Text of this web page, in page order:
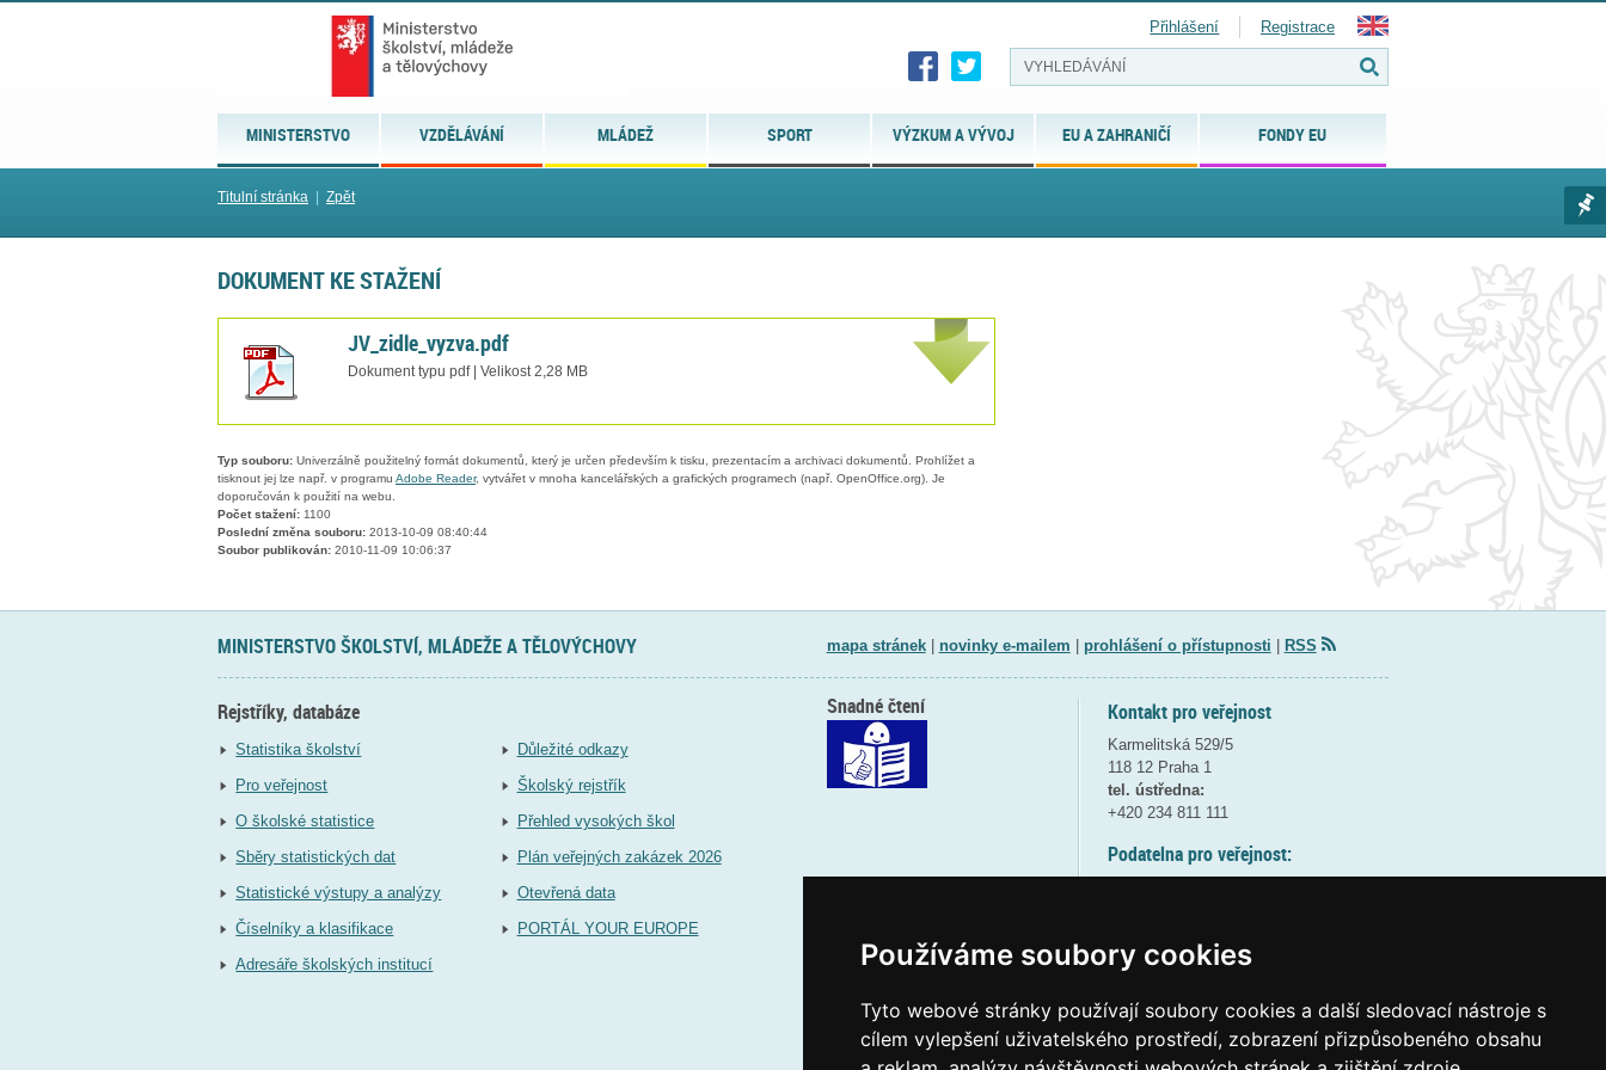
Používáme soubory cookies
Tyto webové stránky používají soubory cookies a další sledovací nástroje s
cílem vylepšení uživatelského prostředí, zobrazení přizpůsobeného obsahu
MINISTERSTVO VZDĚLÁVÁNÍ MLÁDEŽ SPORT VÝZKUM A VÝVOJ EU A ZAHRANIČÍ FONDY EU
Přihlášení Registrace
Titulní stránka Zpět
DOKUMENT KE STAŽENÍ
JV_zidle_vyzva.pdf
Dokument typu pdf | Velikost 2,28 MB
Typ souboru: Univerzálně použitelný formát dokumentů, který je určen především k tisku, prezentacím a archivaci dokumentů. Prohlížet a
tisknout jej lze např. v programu Adobe Reader, vytvářet v mnoha kancelářských a grafických programech (např. OpenOffice.org). Je
doporučován k použití na webu.
Počet stažení: 1100
Poslední změna souboru: 2013-10-09 08:40:44
Soubor publikován: 2010-11-09 10:06:37
MINISTERSTVO ŠKOLSTVÍ, MLÁDEŽE A TĚLOVÝCHOVY mapa stránek| novinky e-mailem prohlášení o přístupnosti RSS
Rejstříky, databáze
Statistika školství
Pro veřejnost
O školské statistice
Sběry statistických dat
Statistické výstupy a analýzy
Číselníky a klasifikace
Adresáře školských institucí
Důležité odkazy
Školský rejstřík
Přehled vysokých škol
Plán veřejných zakázek 2026
Otevřená data
PORTÁL YOUR EUROPE
Kontakt pro veřejnost
Karmelitská 529/5
118 12 Praha 1
tel. ústředna:
+420 234 811 111
Podatelna pro veřejnost:
(více informací
Elektronická podatelna:
Snadné čtení